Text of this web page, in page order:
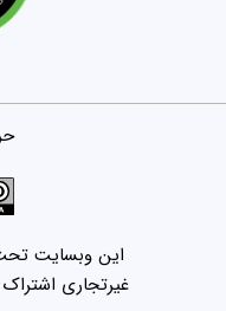
این وبسایت تحت
غیرتجاری اشتراک همانند 4.0